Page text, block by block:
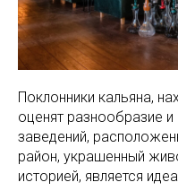
Поклонники кальяна,
оценят разнообразие
заведений,
район, украшенный
историей, является